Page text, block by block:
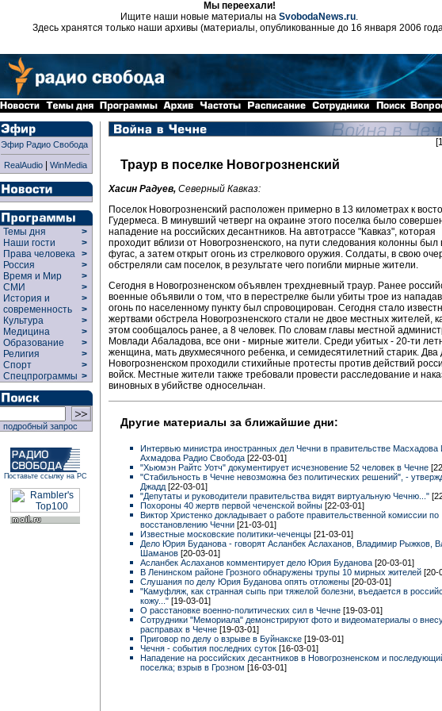
Мы переехали!
Ищите наши новые материалы на SvobodaNews.ru.
Здесь хранятся только наши архивы (материалы, опубликованные до 16 января 2006
Эфир Радио Свобода
RealAudio| WinMedia
Темы дня
>
Наши гости
>
Права человека >
Россия
>
Время и Мир
>
СМИ
>
История и
современность
>
>
Культура
>
Медицина
>
Образование
>
Религия
>
Спорт
>
Спецпрограммы >
подробный запрос
Поставьте ссылку на РС
Траур в поселке Новогрозненский
Хасин Радуев, Северный Кавказ:
Поселок Новогрозненский расположен примерно в 13 километрах к
Гудермеса. В минувший четверг на окраине этого поселка было
нападение на российских десантников. На автотрассе "Кавказ", которая
проходит вблизи от Новогрозненского, на пути следования колонны был
фугас, а затем открыт огонь из стрелкового оружия. Солдаты, в свою
обстреляли сам поселок, в результате чего погибли мирные жители.
Сегодня в Новогрозненском объявлен трехдневный траур. Ранее
военные объявили о том, что в перестрелке были убиты трое из
огонь по населенному пункту был спровоцирован. Сегодня стало
жертвами обстрела Новогрозненского стали не двое местных жителей,
этом сообщалось ранее, а 8 человек. По словам главы местной
Мовлади Абаладова, все они - мирные жители. Среди убитых - 20-ти
женщина, мать двухмесячного ребенка, и семидесятилетний старик. Два
Новогрозненском проходили стихийные протесты против действий
войск. Местные жители также требовали провести расследование и
виновных в убийстве односельчан.
Другие материалы за ближайшие дни:
Интервью министра иностранных дел Чечни в правительстве Масхадова
Ахмадова Радио Свобода [22-03-01]
"Хьюмэн Райтс Уотч" документирует исчезновение 52 человек в Чечне
"Стабильность в Чечне невозможна без политических решений", -
Джадд [22-03-01]
"Депутаты и руководители правительства видят виртуальную Чечню..."
Похороны 40 жертв первой чеченской войны [22-03-01]
Виктор Христенко докладывает о работе правительственной комиссии по
восстановлению Чечни [21-03-01]
Известные московские политики-чеченцы [21-03-01]
Дело Юрия Буданова - говорят Асланбек Аслаханов, Владимир Рыжков,
Шаманов [20-03-01]
Асланбек Аслаханов комментирует дело Юрия Буданова [20-03-01]
В Ленинском районе Грозного обнаружены трупы 10 мирных жителей [20-
Слушания по делу Юрия Буданова опять отложены [20-03-01]
"Камуфляж, как странная сыпь при тяжелой болезни, въедается в
кожу..." [19-03-01]
О расстановке военно-политических сил в Чечне [19-03-01]
Сотрудники "Мемориала" демонстрируют фото и видеоматериалы о
расправах в Чечне [19-03-01]
Приговор по делу о взрыве в Буйнакске [19-03-01]
Чечня - события последних суток [16-03-01]
Нападение на российских десантников в Новогрозненском и
поселка; взрыв в Грозном [16-03-01]